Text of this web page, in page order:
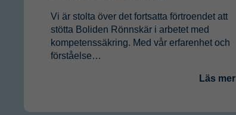
Vi är stolta över det fortsatta förtroendet att
stötta Boliden Rönnskär i arbetet med
kompetenssäkring. Med vår erfarenhet och
förståelse…
Läs mer